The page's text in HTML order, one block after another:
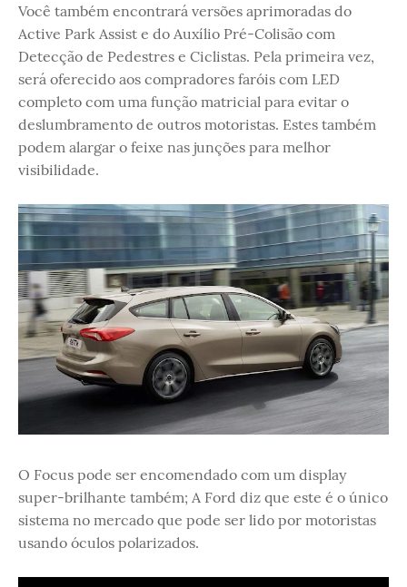
Você também encontrará versões aprimoradas do
Active Park Assist e do Auxílio Pré-Colisão com
Detecção de Pedestres e Ciclistas. Pela primeira vez,
será oferecido aos compradores faróis com LED
completo com uma função matricial para evitar o
deslumbramento de outros motoristas. Estes também
podem alargar o feixe nas junções para melhor
visibilidade.
O Focus pode ser encomendado com um display
super-brilhante também; A Ford diz que este é o único
sistema no mercado que pode ser lido por motoristas
usando óculos polarizados.